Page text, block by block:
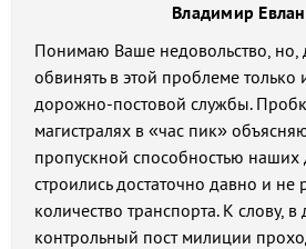
Владимир
Понимаю Ваше недовольство, но,
обвинять в этой проблеме только
дорожно-постовой службы.
магистралях в «час пик»
пропускной способностью наших
строились достаточно давно и не
количество транспорта. К слову,
контрольный пост милиции